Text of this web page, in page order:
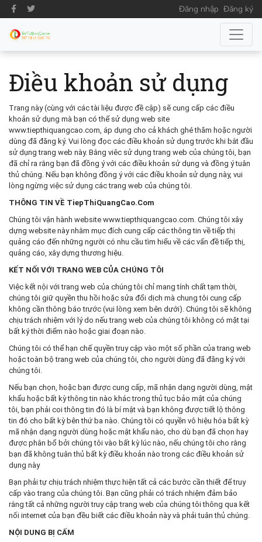
Đăng nhập Đăng ký
Điều khoản sử dụng
Trang này (cùng với các tài liệu được đề cập) sẽ cung cấp các điều
khoản sử dụng mà bạn có thể sử dụng web site
www.tiepthiquangcao.com, áp dụng cho cả khách ghé thăm hoặc người
dùng đã đăng ký. Vui lòng đọc các điều khoản sử dụng trước khi bắt đầu
sử dụng trang web này. Bằng viêc sử dụng trang web của chúng tôi, bạn
đã chỉ ra rằng bạn đã đồng ý với các điều khoản sử dụng và đồng ý tuân
thủ chúng. Nếu bạn không đồng ý với các điều khoản sử dụng này, vui
lòng ngừng việc sử dụng các trang web của chúng tôi.
THÔNG TIN VỀ TiepThiQuangCao.Com
Chúng tôi vận hành website www.tiepthiquangcao.com. Chúng tôi xây
dựng website này nhằm mục đích cung cấp các thông tin về tiếp thị
quảng cáo đến những người có nhu cầu tìm hiểu về các vấn đề tiếp thị,
quảng cáo, xây dựng thương hiệu.
KẾT NỐI VỚI TRANG WEB CỦA CHÚNG TÔI
Việc kết nội với trang web của chúng tôi chỉ mang tính chất tạm thời,
chúng tôi giữ quyền thu hồi hoặc sửa đổi dịch mà chung tôi cung cấp
không cần thông báo trước (vui lòng xem bên dưới). Chúng tôi sẽ không
chịu trách nhiệm với lý do nếu trang web của chúng tôi không có mặt tại
bất ký thời điểm nào hoặc giai đoạn nào.
Chúng tôi có thể hạn chế quyền truy cập vào một số phần của trang web
hoặc toàn bộ trang web của chúng tôi, cho người dùng đã đăng ký với
chúng tôi.
Nếu bạn chọn, hoặc bạn được cung cấp, mã nhận dạng người dùng, mật
khẩu hoặc bất kỳ thông tin nào khác trong thủ tục bảo mật của chúng
tôi, bạn phải coi thông tin đó là bí mật và bạn không được tiết lộ thông
tin đó cho bất kỳ bên thứ ba nào. Chúng tôi có quyền vô hiệu hóa bất kỳ
mã nhận dạng người dùng hoặc mật khẩu nào, cho dù bạn đã chọn hay
được phân bổ bởi chúng tôi vào bất kỳ lúc nào, nếu chúng tôi cho rằng
bạn đã không tuân thủ bất kỳ điều khoản nào trong các điều khoản sử
dụng này
Bạn phải tự chịu trách nhiệm thực hiện tất cả các bước cần thiết để truy
cấp vào trang của chúng tôi. Bạn cũng phải có trách nhiệm đảm bảo
rằng tất cả những người truy cập trang web của chúng tôi thông qua kết
nối internet của bạn đều biết các điều khoản này và phải tuân thủ chúng.
NỘI DUNG BỊ CẤM